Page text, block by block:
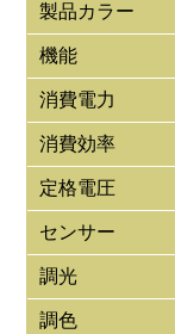
製品カラー
機能
消費電力
消費効率
定格電圧
センサー
調光
調色